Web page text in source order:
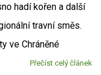
hadí kořen a další
travní směs.
ve Chráněné
Přečíst celý článek